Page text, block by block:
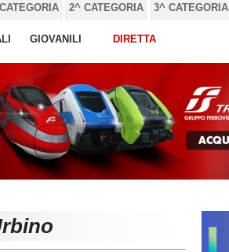
2^ CATEGORIA 3^ CATEGORIA
GIOVANILI DIRETTA